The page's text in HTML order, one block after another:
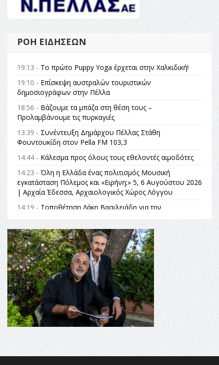
ΡΟΉ ΕΙΔΉΣΕΩΝ
19:13 - Το πρώτο Puppy Yoga έρχεται στην Χαλκιδική!
19:10 - Επίσκεψη αυστραλών τουριστικών
δημοσιογράφων στην Πέλλα
18:56 - Βάζουμε τα μπάζα στη θέση τους –
Προλαμβάνουμε τις πυρκαγιές
13:39 - Συνέντευξη Δημάρχου Πέλλας Στάθη
Φουντουκίδη στον Pella FM 103,3
14:44 - Κάλεσμα προς όλους τους εθελοντές αιμοδότες
14:23 - Όλη η Ελλάδα ένας πολιτισμός Μουσική
εγκατάσταση Πόλεμος και «Ειρήνη;» 5, 6 Αυγούστου 2026
| Αρχαία Έδεσσα, Αρχαιολογικός Χώρος Λόγγου
14:19 - Τοποθέτηση Λάκη Βασιλειάδη για την
Αναθεώρηση του Συντάγματος: «Σε τέτοιες κορυφαίες
θεσμικές διαδικασίες υπάρχει μόνο η ευθύνη απέναντι
στις επόμενες γενιές»
16:35 -Το πρόγραμμα του ΠΑΟΚ στον δεύτερο γύρο του
Champions League!
16:27 -Όλυμπος: Εντάχθηκε στον Κατάλογο Παγκόσμιας
Κληρονομιάς της UNESCO – Ομόφωνη η απόφαση Ο
Όλυμπος αναγνωρίστηκε ως φυσικό και πολιτιστικό
αγαθό εξέχουσας οικουμενικής αξίας για την
ανθρωπότητα
16:18 - ΕΝΟΡΙΑΚΕΣ ΚΑΛΟΚΑΙΡΙΝΕΣ ΔΡΑΣΕΙΣ ΓΙΑ ΠΑΙΔΙΑ
ΣΤΗΝ ΕΔΕΣΣΑ